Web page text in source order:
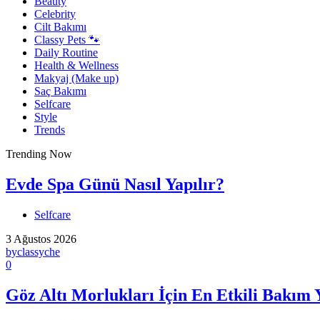
Celebrity
Cilt Bakımı
Classy Pets 🐾
Daily Routine
Health & Wellness
Makyaj (Make up)
Saç Bakımı
Selfcare
Style
Trends
Trending Now
Evde Spa Günü Nasıl Yapılır?
Selfcare
3 Ağustos 2026
byclassyche
0
Göz Altı Morlukları İçin En Etkili Bakım